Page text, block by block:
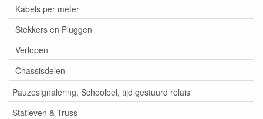
Kabels per meter
Stekkers en Pluggen
Verlopen
Chassisdelen
Pauzesignalering, Schoolbel, tijd gestuurd relais
Statieven & Truss